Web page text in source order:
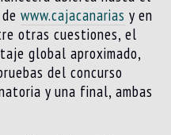
dewww.cajacanarias y en
otras cuestiones, el
global aproximado,
del concurso
y una final, ambas